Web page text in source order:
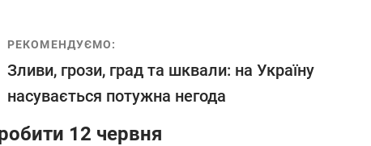
РЕКОМЕНДУЄМО:
Зливи, грози, град та шквали: на Україну
насувається потужна негода
12 червня